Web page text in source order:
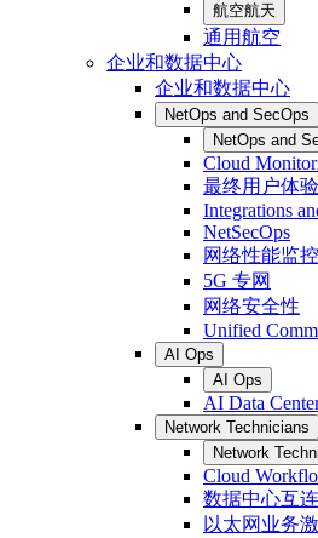
航空航天
通用航空
企业和数据中心
企业和数据中心
NetOps and SecOps
NetOps and
Cloud
最终用户体
Integrations
NetSecOps
网络性能监控
5G 专网
网络安全性
Unified
AI Ops
AI Ops
AI Data
Network Technicians
Network
Cloud
数据中心互连
以太网业务